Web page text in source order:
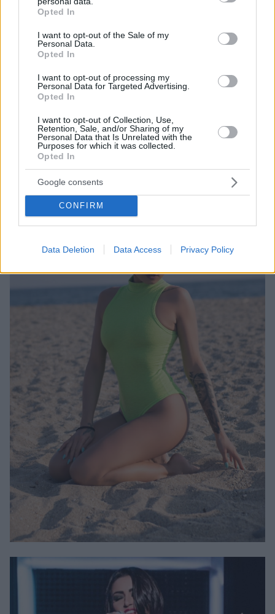
grant or deny consent to Google and its third-party tags to
use your data for below specified purposes in below Google
consent section.
Opted In
I want to opt-out of the Sale of my
Personal Data.
Opted In
I want to opt-out of processing my
Personal Data for Targeted Advertising.
Opted In
I want to opt-out of Collection, Use,
Retention, Sale, and/or Sharing of my
Personal Data that Is Unrelated with the
Purposes for which it was collected.
Opted In
Google consents
CONFIRM
Data Deletion Data Access Privacy Policy